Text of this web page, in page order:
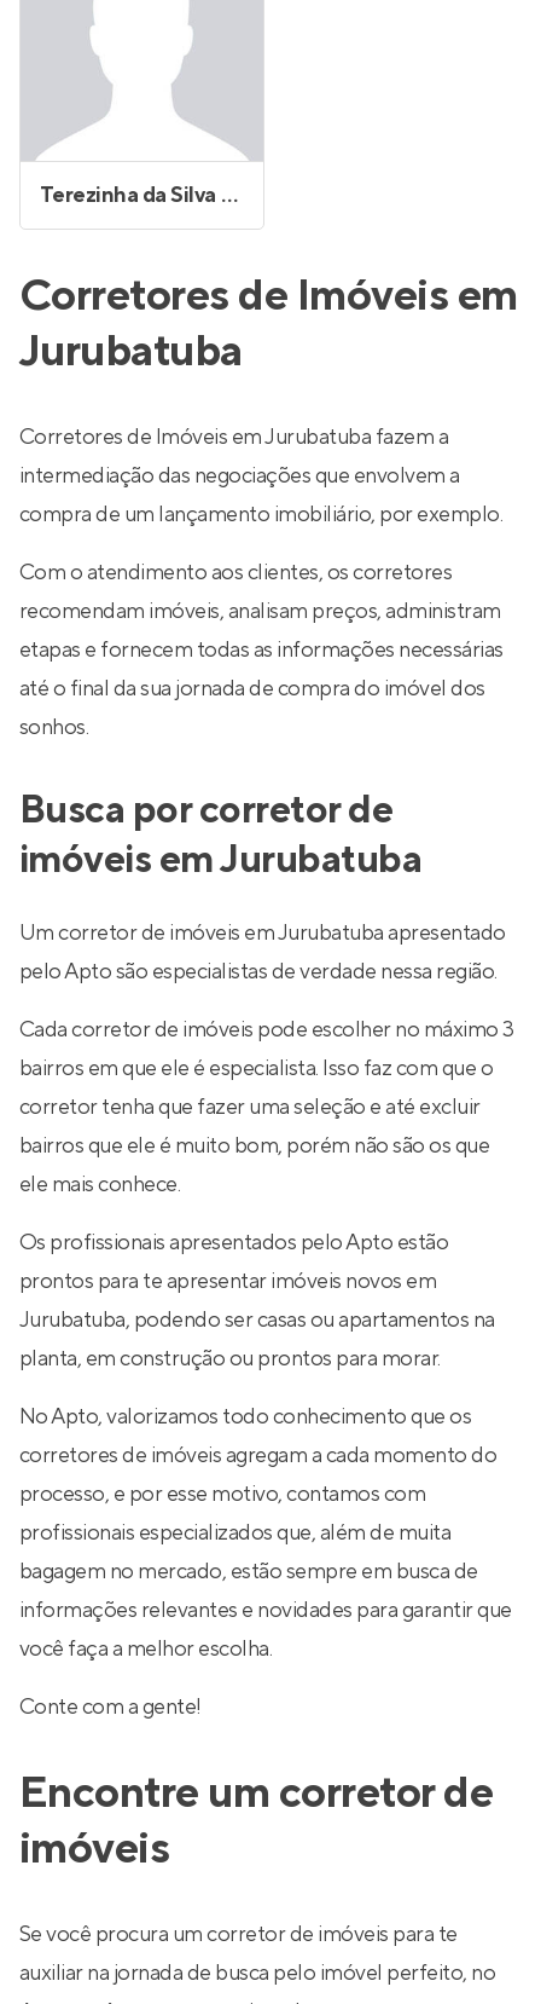
Terezinha da Silva Brito
Corretores de Imóveis em
Jurubatuba
Corretores de Imóveis em Jurubatuba fazem a
intermediação das negociações que envolvem a
compra de um lançamento imobiliário, por exemplo.
Com o atendimento aos clientes, os corretores
recomendam imóveis, analisam preços, administram
etapas e fornecem todas as informações necessárias
até o final da sua jornada de compra do imóvel dos
sonhos.
Busca por corretor de
imóveis em Jurubatuba
Um corretor de imóveis em Jurubatuba apresentado
pelo Apto são especialistas de verdade nessa região.
Cada corretor de imóveis pode escolher no máximo 3
bairros em que ele é especialista. Isso faz com que o
corretor tenha que fazer uma seleção e até excluir
bairros que ele é muito bom, porém não são os que
ele mais conhece.
Os profissionais apresentados pelo Apto estão
prontos para te apresentar imóveis novos em
Jurubatuba, podendo ser casas ou apartamentos na
planta, em construção ou prontos para morar.
No Apto, valorizamos todo conhecimento que os
corretores de imóveis agregam a cada momento do
processo, e por esse motivo, contamos com
profissionais especializados que, além de muita
bagagem no mercado, estão sempre em busca de
informações relevantes e novidades para garantir que
você faça a melhor escolha.
Conte com a gente!
Encontre um corretor de
imóveis
Se você procura um corretor de imóveis para te
auxiliar na jornada de busca pelo imóvel perfeito, no